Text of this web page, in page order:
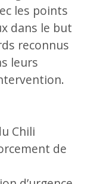
les points
dans le but
reconnus
leurs
Chili
de